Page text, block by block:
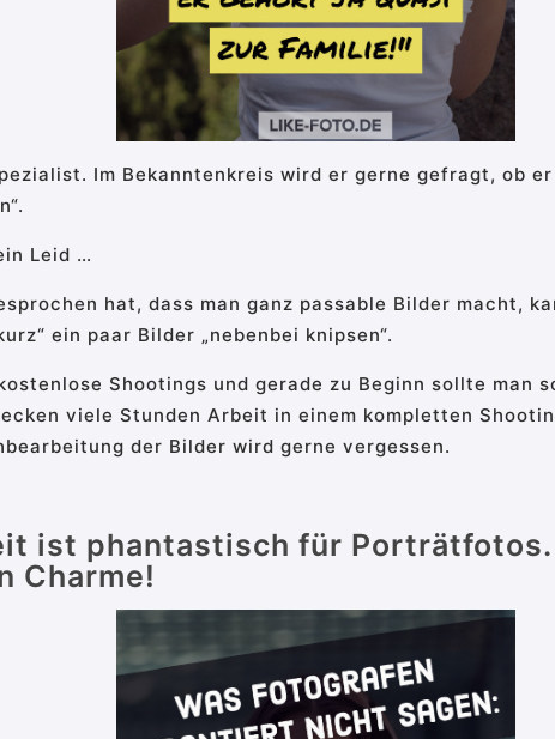
Im Bekanntenkreis wird er gerne gefragt, ob er
Leid …
hat, dass man ganz passable Bilder macht,
ein paar Bilder „nebenbei knipsen“.
Shootings und gerade zu Beginn sollte man
viele Stunden Arbeit in einem kompletten
der Bilder wird gerne vergessen.
ist phantastisch für
Charme!